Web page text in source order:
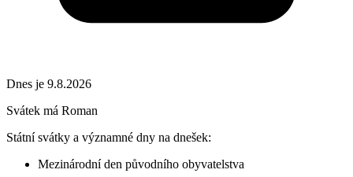
Dnes je 9.8.2026
Svátek má Roman
Státní svátky a významné dny na dnešek:
Mezinárodní den původního obyvatelstva